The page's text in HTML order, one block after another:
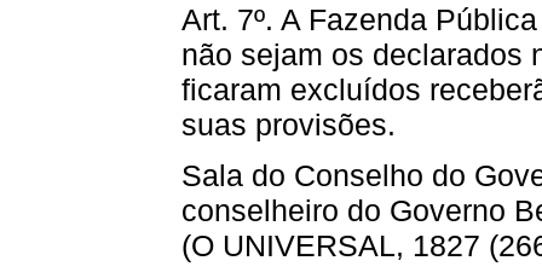
Art. 7º. A Fazenda
não sejam os declarados
ficaram excluídos
suas provisões.
Sala do Conselho do
conselheiro do Governo
(O UNIVERSAL, 1827